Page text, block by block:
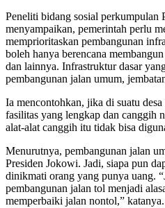
Peneliti bidang sosial perkumpulan
menyampaikan, pemerintah perlu
memprioritaskan pembangunan
boleh hanya berencana
dan lainnya. Infrastruktur dasar
pembangunan jalan umum,
Ia mencontohkan, jika di suatu
fasilitas yang lengkap dan canggih
alat-alat canggih itu tidak bisa
Menurutnya, pembangunan jalan
Presiden Jokowi. Jadi, siapa pun
dinikmati orang yang punya uang.
pembangunan jalan tol menjadi
memperbaiki jalan nontol,” katanya.